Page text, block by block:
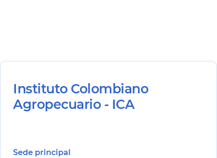
Instituto Colombiano
Agropecuario - ICA
Sede principal